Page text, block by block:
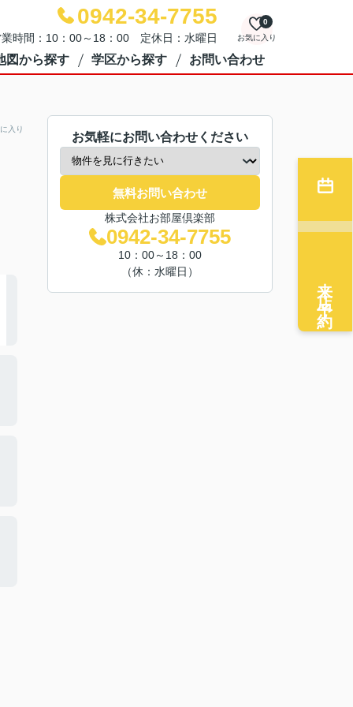
0942-34-7755
時間：10：00～18：00 定休日：水曜日 お気に入り
0
図から探す 学区から探す お問い合わせ
入り
お気軽にお問い合わせください
無料お問い合わせ
株式会社お部屋倶楽部
0942-34-7755
10：00～18：00
（休：水曜日）
来店予約